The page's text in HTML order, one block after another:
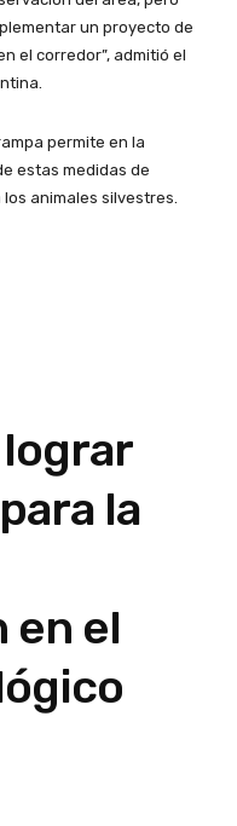
un proyecto de
el corredor”, admitió el
permite en la
estas medidas de
animales silvestres.
la
en el